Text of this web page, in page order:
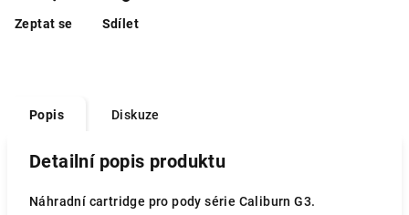
Zeptat se Sdílet
Popis Diskuze
Detailní popis produktu
Náhradní cartridge pro pody série Caliburn G3.